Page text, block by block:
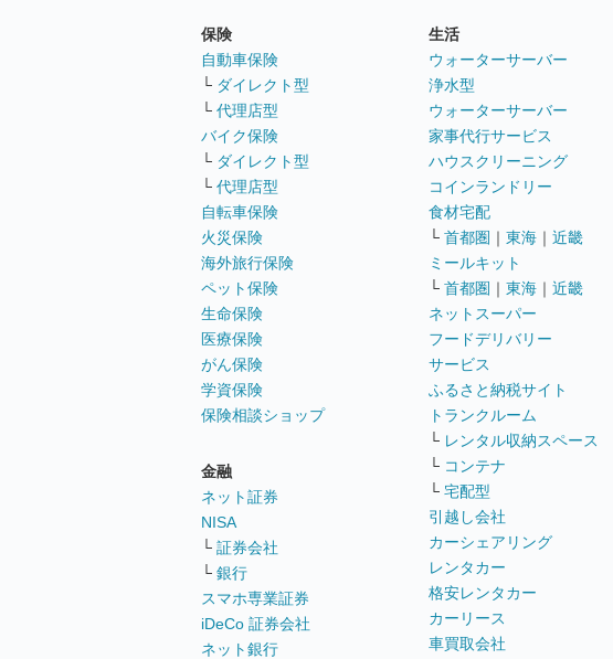
保険
自動車保険
└ ダイレクト型
└ 代理店型
バイク保険
└ ダイレクト型
└ 代理店型
自転車保険
火災保険
海外旅行保険
ペット保険
生命保険
医療保険
がん保険
学資保険
保険相談ショップ
金融
ネット証券
NISA
└ 証券会社
└ 銀行
スマホ専業証券
iDeCo 証券会社
ネット銀行
生活
ウォーターサーバー
浄水型
ウォーターサーバー
家事代行サービス
ハウスクリーニング
コインランドリー
食材宅配
└ 首都圏 ｜ 東海 ｜ 近畿
ミールキット
└ 首都圏 ｜ 東海 ｜ 近畿
ネットスーパー
フードデリバリー
サービス
ふるさと納税サイト
トランクルーム
└ レンタル収納スペース
└ コンテナ
└ 宅配型
引越し会社
カーシェアリング
レンタカー
格安レンタカー
カーリース
車買取会社